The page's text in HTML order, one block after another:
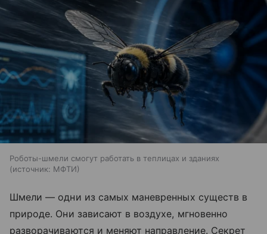
Роботы-шмели смогут работать в теплицах и зданиях
источник: МФТИ
Шмели — одни из самых маневренных существ в
природе. Они зависают в воздухе, мгновенно
разворачиваются и меняют направление. Секрет